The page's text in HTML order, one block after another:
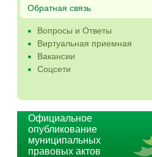
Обратная связь
Вопросы и Ответы
Виртуальная приемная
Вакансии
Соцсети
Официальное
опубликование
муниципальных
правовых актов